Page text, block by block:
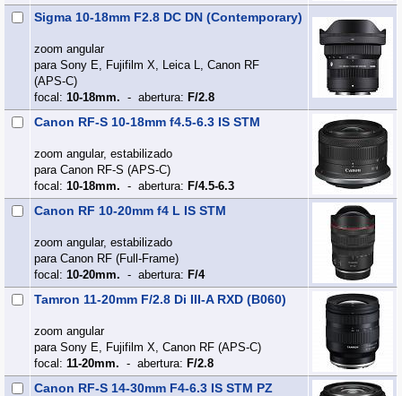
Sigma 10-18mm F2.8 DC DN (Contemporary)
zoom angular
para Sony E, Fujifilm X, Leica L, Canon RF
(APS‑C)
focal: 10-18mm. - abertura: F/2.8
Canon RF-S 10-18mm f4.5-6.3 IS STM
zoom angular, estabilizado
para Canon RF-S (APS‑C)
focal: 10-18mm. - abertura: F/4.5-6.3
Canon RF 10-20mm f4 L IS STM
zoom angular, estabilizado
para Canon RF (Full‑Frame)
focal: 10-20mm. - abertura: F/4
Tamron 11-20mm F/2.8 Di III-A RXD (B060)
zoom angular
para Sony E, Fujifilm X, Canon RF (APS‑C)
focal: 11-20mm. - abertura: F/2.8
Canon RF-S 14-30mm F4-6.3 IS STM PZ